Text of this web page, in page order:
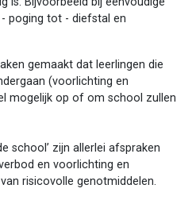
poging tot - diefstal en
gemaakt dat leerlingen die
(voorlichting en
mogelijk op of om school zullen
school’ zijn allerlei afspraken
en voorlichting en
risicovolle genotmiddelen.